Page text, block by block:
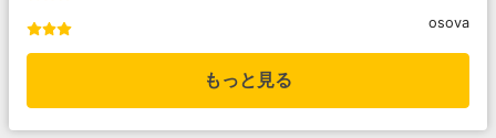
osova
もっと見る